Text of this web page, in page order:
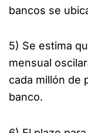
bancos se
5) Se estima
mensual
cada millón de
banco.